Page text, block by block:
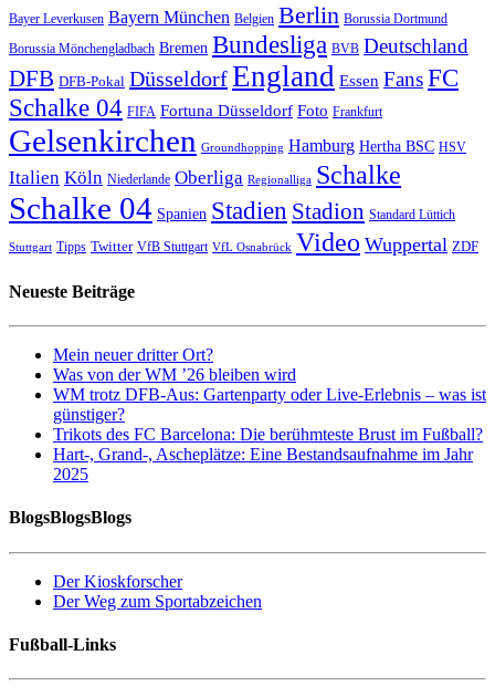
Bayer Leverkusen Bayern München Belgien Berlin Borussia Dortmund
Borussia Mönchengladbach Bremen Bundesliga BVB Deutschland
DFB DFB-Pokal DüsseldorfEngland Essen FansFC
Schalke 04 FIFA Fortuna Düsseldorf Foto Frankfurt
Gelsenkirchen Groundhopping Hamburg Hertha BSC HSV
Italien Köln Niederlande Oberliga Regionalliga Schalke
Schalke 04 Spanien Stadien Stadion Standard Lüttich
Stuttgart Tipps Twitter VfB Stuttgart VfL Osnabrück Video Wuppertal ZDF
Neueste Beiträge
Mein neuer dritter Ort?
Was von der WM ’26 bleiben wird
WM trotz DFB-Aus: Gartenparty oder Live-Erlebnis – was ist
günstiger?
Trikots des FC Barcelona: Die berühmteste Brust im Fußball?
Hart-, Grand-, Ascheplätze: Eine Bestandsaufnahme im Jahr
2025
BlogsBlogsBlogs
Der Kioskforscher
Der Weg zum Sportabzeichen
Fußball-Links